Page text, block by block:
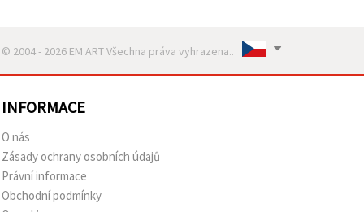
© 2004 - 2026 EM ART Všechna práva vyhrazena..
INFORMACE
O nás
Zásady ochrany osobních údajů
Právní informace
Obchodní podmínky